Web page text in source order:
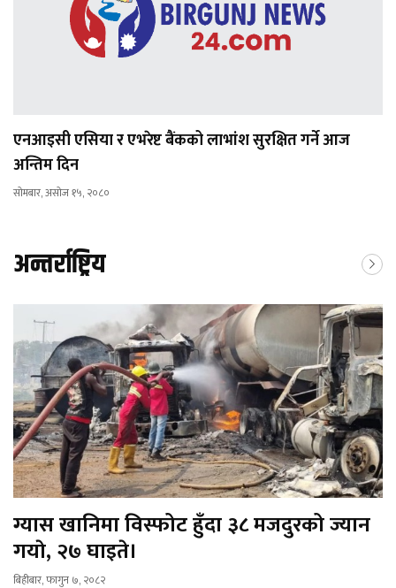
एनआइसी एसिया र एभरेष्ट बैंकको लाभांश सुरक्षित गर्ने आज
अन्तिम दिन
सोमबार, असोज १५, २०८०
अन्तर्राष्ट्रिय
ग्यास खानिमा विस्फोट हुँदा ३८ मजदुरको ज्यान
गयाे, २७ घाइते।
बिहीबार, फागुन ७, २०८२